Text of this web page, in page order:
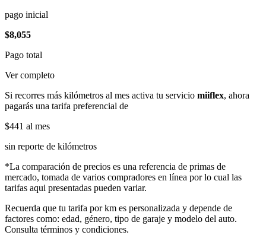
pago inicial
$8,055
Pago total
Ver completo
Si recorres más kilómetros al mes activa tu servicio miiflex, ahora
pagarás una tarifa preferencial de
$441 al mes
sin reporte de kilómetros
*La comparación de precios es una referencia de primas de
mercado, tomada de varios compradores en línea por lo cual las
tarifas aqui presentadas pueden variar.
Recuerda que tu tarifa por km es personalizada y depende de
factores como: edad, género, tipo de garaje y modelo del auto.
Consulta términos y condiciones.